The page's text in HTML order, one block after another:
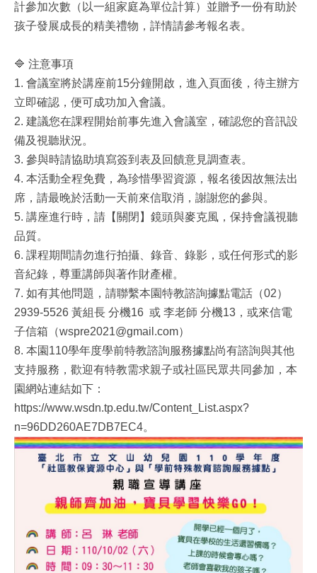
計參加次數（以一組家庭為單位計算）並贈予一份有助於
孩子發展成長的精美禮物，詳情請參考報名表。
🔷 注意事項
1. 會議室將於講座前15分鐘開啟，進入頁面後，待主辦方
立即確認，便可成功加入會議。
2. 建議您在課程開始前事先進入會議室，確認您的音訊設
備及視聽狀況。
3. 參與時請協助填寫簽到表及回饋意見調查表。
4. 本活動全程免費，為珍惜學習資源，報名後因故無法出
席，請最晚於活動一天前來信取消，謝謝您的參與。
5. 講座進行時，請【關閉】鏡頭與麥克風，保持會議視聽
品質。
6. 課程期間請勿進行拍攝、錄音、錄影，或任何形式的影
音紀錄，尊重講師與著作財產權。
7. 如有其他問題，請聯繫本園特教諮詢據點電話（02）
2939-5526 黃組長 分機16 或 李老師 分機13，或來信電
子信箱（wspre2021@gmail.com）
8. 本園110學年度學前特教諮詢服務據點尚有諮詢與其他
支持服務，歡迎有特教需求親子或社區民眾共同參加，本
園網站連結如下：
https://www.wsdn.tp.edu.tw/Content_List.aspx?
n=96DD260AE7DB7EC4。